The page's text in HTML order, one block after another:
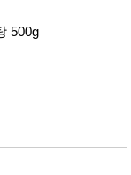
500g